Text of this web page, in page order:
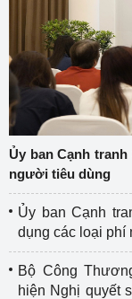
Ủy ban Cạnh
người tiêu dùng
Ủy ban Cạnh
dụng các loại
Bộ Công
hiện Nghị quyết